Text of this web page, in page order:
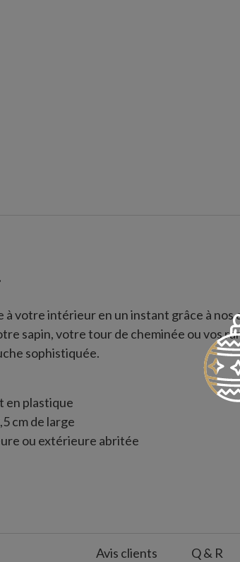
à votre intérieur en un instant grâce à nos
sapin, votre tour de cheminée ou vos
sophistiquée.
en plastique
cm de large
ou extérieure abritée
Avis clients Q & R